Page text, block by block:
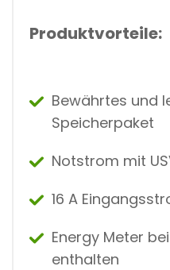
Produktvorteile:
Bewährtes und
Speicherpaket
Notstrom mit
16 A
Energy Meter
enthalten